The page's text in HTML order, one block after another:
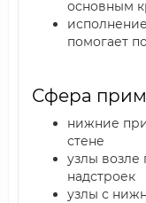
основным
помогает
Сфера
нижние
стене
узлы возле
надстроек
узлы с